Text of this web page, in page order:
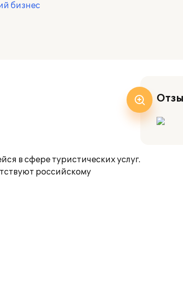
бизнес
в сфере туристических услуг.
российскому